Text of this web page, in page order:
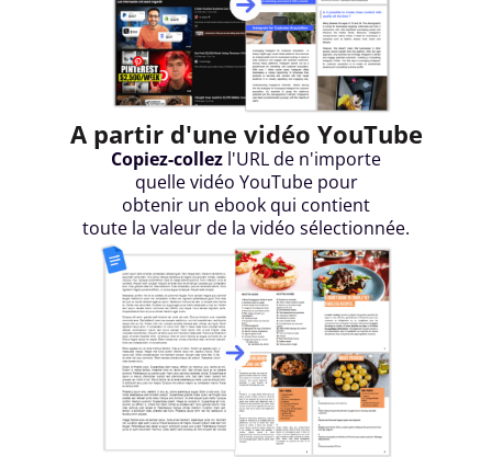
A partir d'une vidéo YouTube
Copiez-collez l'URL de n'importe
quelle vidéo YouTube pour
obtenir un ebook qui contient
toute la valeur de la vidéo sélectionnée.